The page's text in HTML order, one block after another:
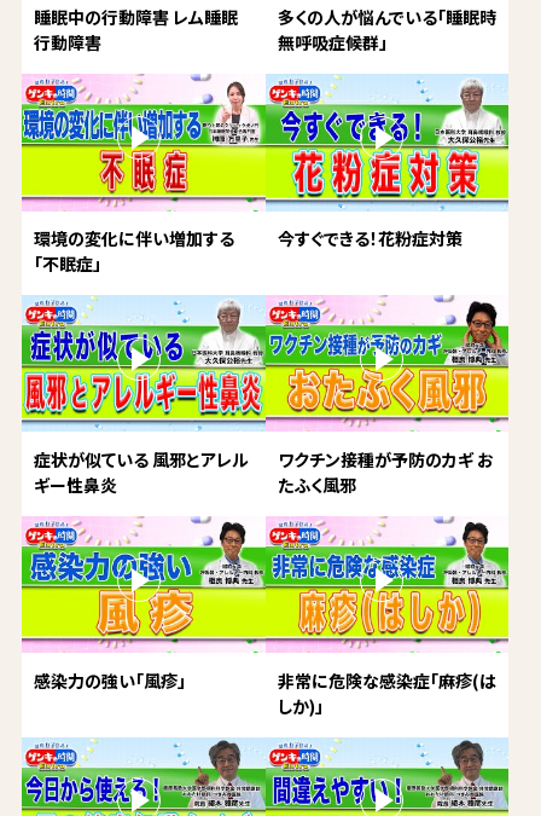
睡眠中の行動障害 レム睡眠
行動障害
多くの人が悩んでいる「睡眠時
無呼吸症候群」
環境の変化に伴い増加する
「不眠症」
今すぐできる！花粉症対策
症状が似ている 風邪とアレル
ギー性鼻炎
ワクチン接種が予防のカギ お
たふく風邪
感染力の強い「風疹」
非常に危険な感染症「麻疹(は
しか)」